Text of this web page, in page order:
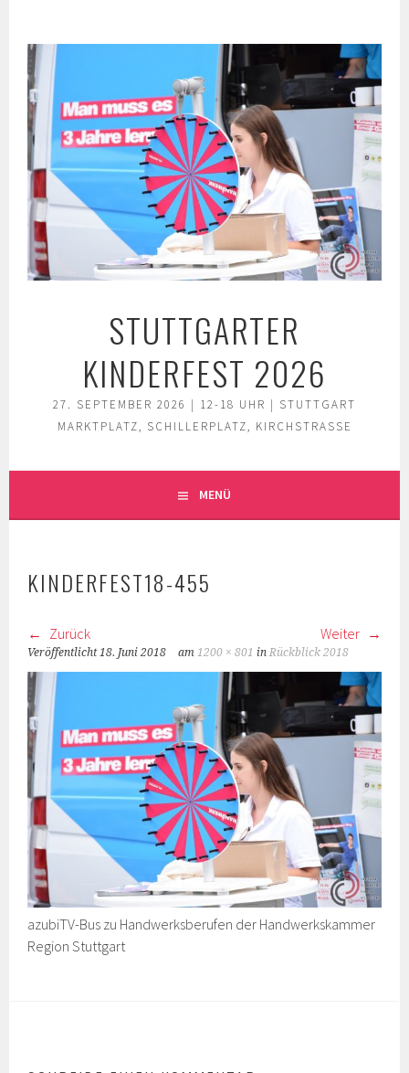
Inhalt
STUTTGARTER
KINDERFEST 2026
27. SEPTEMBER 2026 | 12-18 UHR | STUTTGART
MARKTPLATZ, SCHILLERPLATZ, KIRCHSTRASSE
MENÜ
KINDERFEST18-455
Zurück Weiter
Veröffentlicht 18. Juni 2018 am 1200 × 801 in Rückblick 2018
azubiTV-Bus zu Handwerksberufen der Handwerkskammer
Region Stuttgart